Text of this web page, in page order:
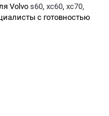
Volvos60, xc60, xc70,
с готовностью